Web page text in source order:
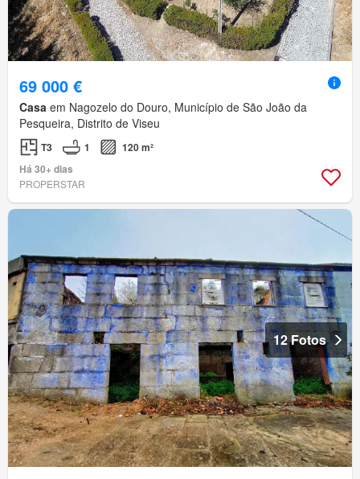
69 000 €
Casa em Nagozelo do Douro, Município de São João da
Pesqueira, Distrito de Viseu
T3 1
120 m²
Há 30+ dias
PROPERSTAR
12 Fotos